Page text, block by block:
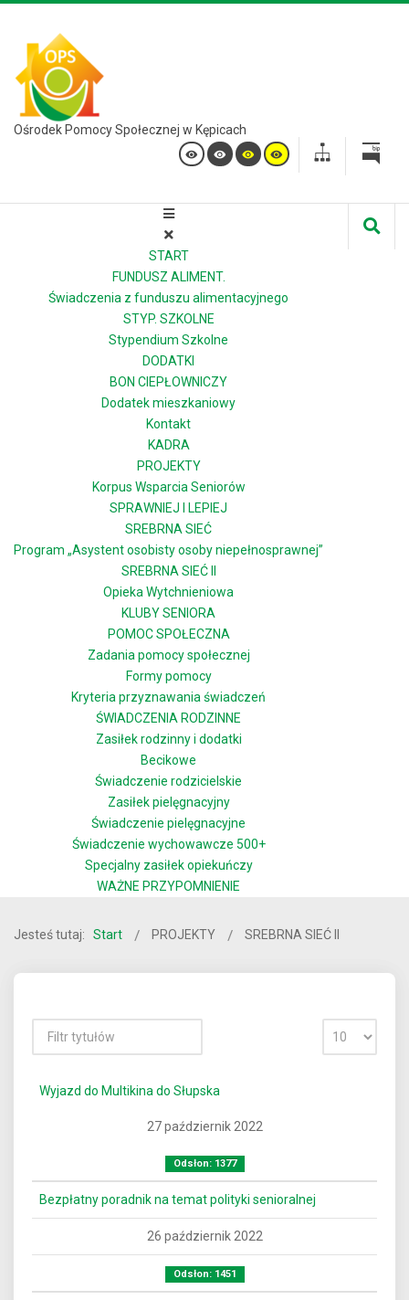
Ośrodek Pomocy Społecznej w Kępicach
START
FUNDUSZ ALIMENT.
Świadczenia z funduszu alimentacyjnego
STYP. SZKOLNE
Stypendium Szkolne
DODATKI
BON CIEPŁOWNICZY
Dodatek mieszkaniowy
Kontakt
KADRA
PROJEKTY
Korpus Wsparcia Seniorów
SPRAWNIEJ I LEPIEJ
SREBRNA SIEĆ
Program „Asystent osobisty osoby niepełnosprawnej”
SREBRNA SIEĆ II
Opieka Wytchnieniowa
KLUBY SENIORA
POMOC SPOŁECZNA
Zadania pomocy społecznej
Formy pomocy
Kryteria przyznawania świadczeń
ŚWIADCZENIA RODZINNE
Zasiłek rodzinny i dodatki
Becikowe
Świadczenie rodzicielskie
Zasiłek pielęgnacyjny
Świadczenie pielęgnacyjne
Świadczenie wychowawcze 500+
Specjalny zasiłek opiekuńczy
WAŻNE PRZYPOMNIENIE
Jesteś tutaj: Start PROJEKTY SREBRNA SIEĆ II
Wyjazd do Multikina do Słupska
27 październik 2022
Odsłon: 1377
Bezpłatny poradnik na temat polityki senioralnej
26 październik 2022
Odsłon: 1451